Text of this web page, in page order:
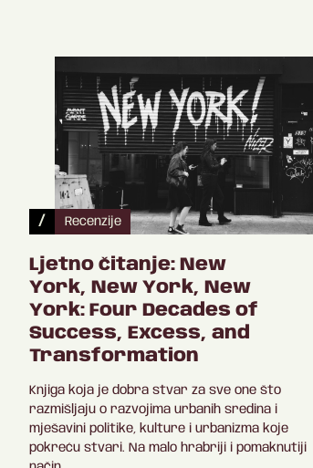
/ Recenzije
Ljetno čitanje: New
York, New York, New
York: Four Decades of
Success, Excess, and
Transformation
Knjiga koja je dobra stvar za sve one što
razmišljaju o razvojima urbanih sredina i
mješavini politike, kulture i urbanizma koje
pokreću stvari. Na malo hrabriji i pomaknutiji